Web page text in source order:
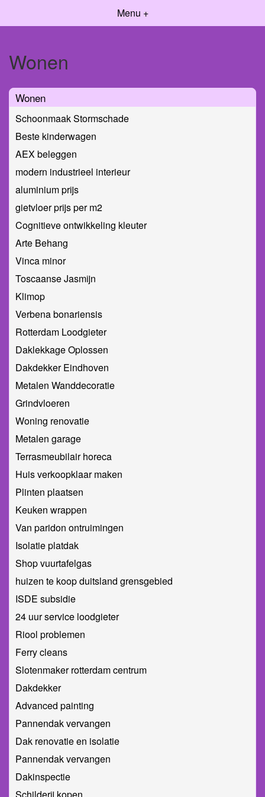
Menu +
Wonen
Wonen
Schoonmaak Stormschade
Beste kinderwagen
AEX beleggen
modern industrieel interieur
aluminium prijs
gietvloer prijs per m2
Cognitieve ontwikkeling kleuter
Arte Behang
Vinca minor
Toscaanse Jasmijn
Klimop
Verbena bonariensis
Rotterdam Loodgieter
Daklekkage Oplossen
Dakdekker Eindhoven
Metalen Wanddecoratie
Grindvloeren
Woning renovatie
Metalen garage
Terrasmeubilair horeca
Huis verkoopklaar maken
Plinten plaatsen
Keuken wrappen
Van paridon ontruimingen
Isolatie platdak
Shop vuurtafelgas
huizen te koop duitsland grensgebied
ISDE subsidie
24 uur service loodgieter
Riool problemen
Ferry cleans
Slotenmaker rotterdam centrum
Dakdekker
Advanced painting
Pannendak vervangen
Dak renovatie en isolatie
Pannendak vervangen
Dakinspectie
Schilderij kopen